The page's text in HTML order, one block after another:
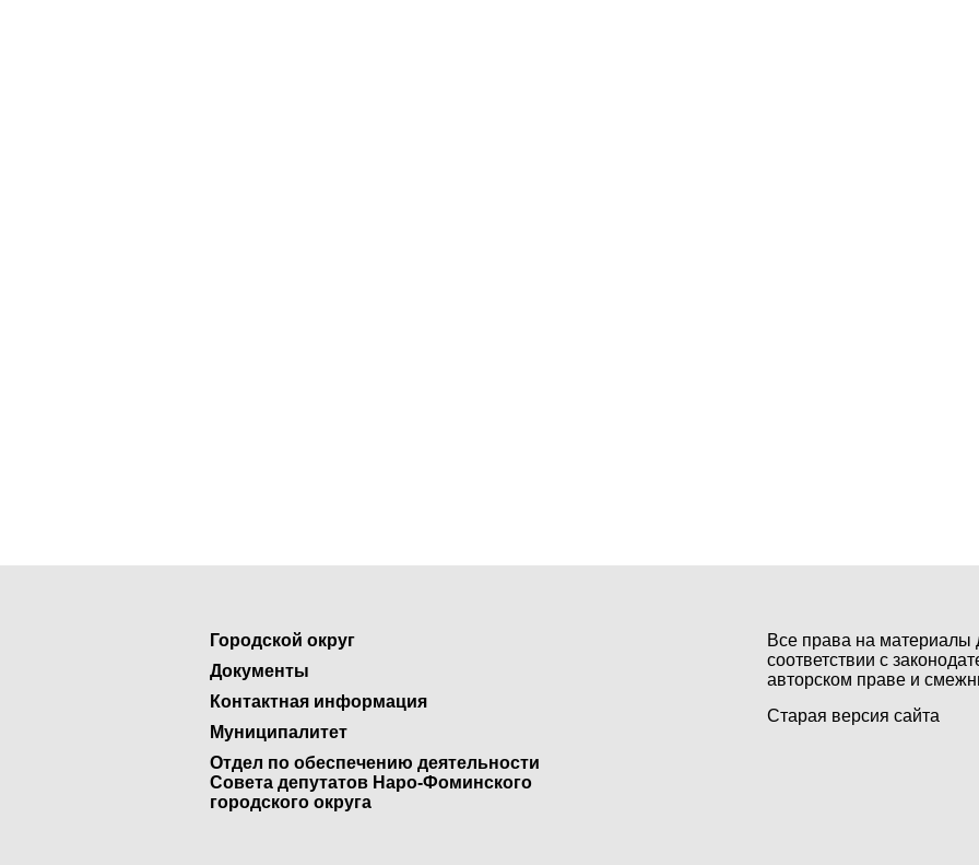
Городской округ
Документы
Контактная информация
Муниципалитет
Отдел по обеспечению деятельности
Совета депутатов Наро-Фоминского
городского округа
Все права на материалы
соответствии с
авторском праве и
Старая версия сайта